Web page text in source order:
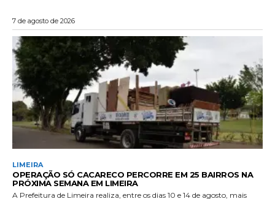
7 de agosto de 2026
LIMEIRA
OPERAÇÃO SÓ CACARECO PERCORRE EM 25 BAIRROS NA
PRÓXIMA SEMANA EM LIMEIRA
A Prefeitura de Limeira realiza, entre os dias 10 e 14 de agosto, mais